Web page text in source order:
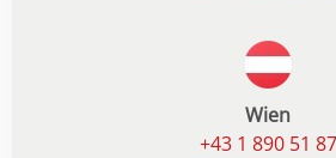
Wien
+43 1 890 51 87